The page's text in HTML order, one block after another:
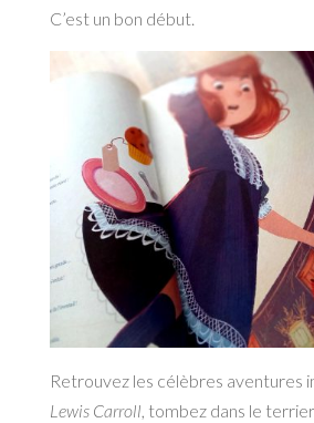
C’est un bon début.
Retrouvez les célèbres aventures
Lewis Carroll, tombez dans le